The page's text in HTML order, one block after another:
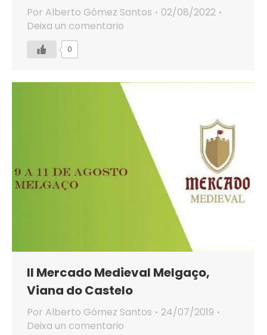
Por Alberto Gómez Santos
02/08/2022
Deixa un comentario
0
II Mercado Medieval Melgaço,
Viana do Castelo
Por Alberto Gómez Santos
24/07/2019
Deixa un comentario